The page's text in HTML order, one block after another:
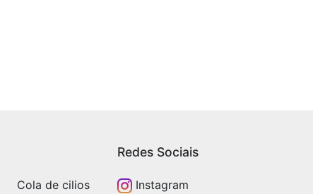
Cola de cilios
Redes Sociais
Instagram